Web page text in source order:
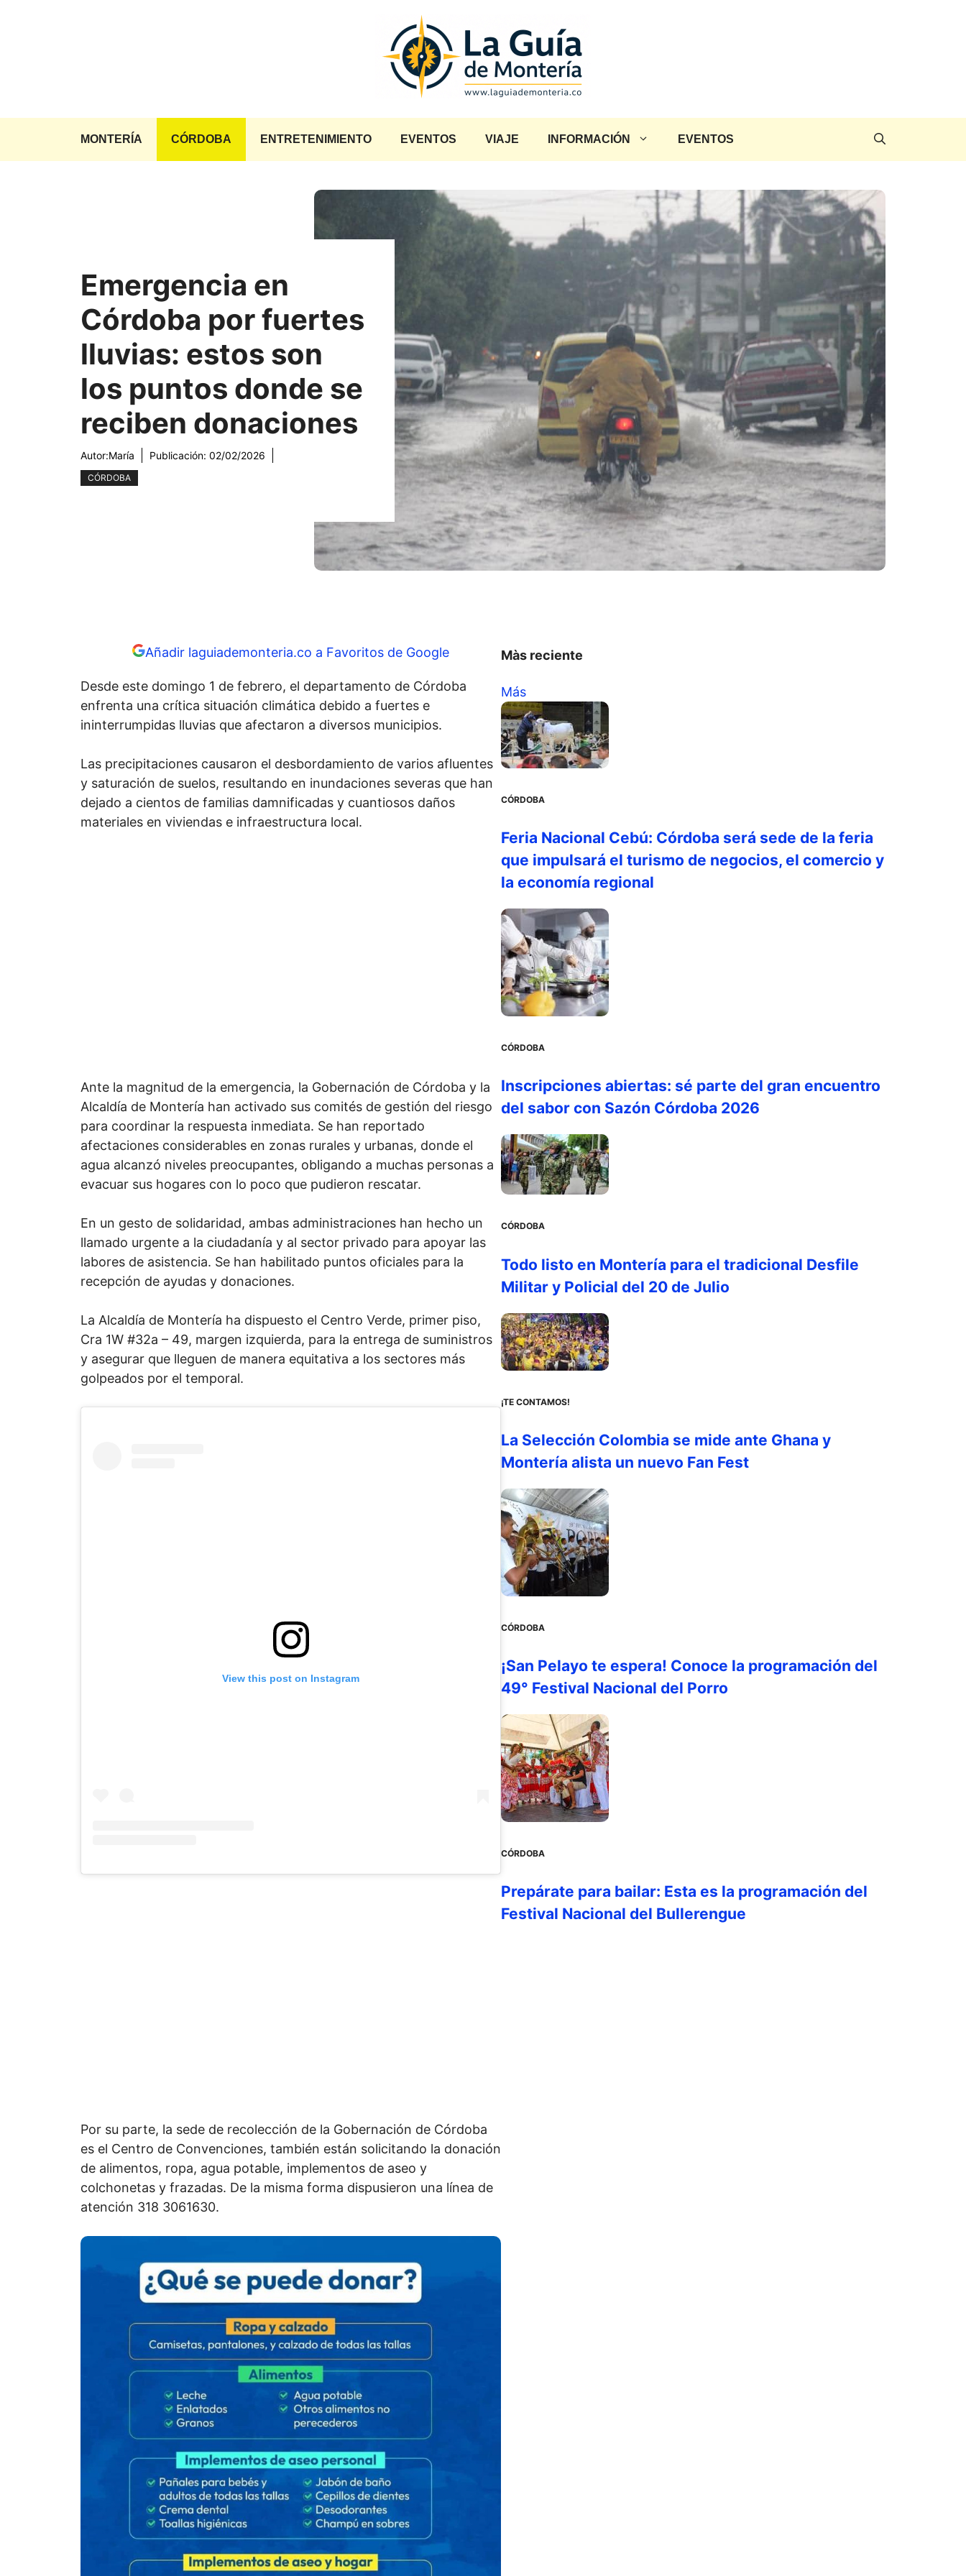
MONTERÍA CÓRDOBA ENTRETENIMIENTO EVENTOS VIAJE INFORMACIÓN EVENTOS
Emergencia en
Córdoba por fuertes
lluvias: estos son
los puntos donde se
reciben donaciones
Autor:María Publicación: 02/02/2026
CÓRDOBA
Añadir laguiademonteria.co a Favoritos de Google
Desde este domingo 1 de febrero, el departamento de Córdoba
enfrenta una crítica situación climática debido a fuertes e
ininterrumpidas lluvias que afectaron a diversos municipios.
Las precipitaciones causaron el desbordamiento de varios afluentes
y saturación de suelos, resultando en inundaciones severas que han
dejado a cientos de familias damnificadas y cuantiosos daños
materiales en viviendas e infraestructura local.
Ante la magnitud de la emergencia, la Gobernación de Córdoba y la
Alcaldía de Montería han activado sus comités de gestión del riesgo
para coordinar la respuesta inmediata. Se han reportado
afectaciones considerables en zonas rurales y urbanas, donde el
agua alcanzó niveles preocupantes, obligando a muchas personas a
evacuar sus hogares con lo poco que pudieron rescatar.
En un gesto de solidaridad, ambas administraciones han hecho un
llamado urgente a la ciudadanía y al sector privado para apoyar las
labores de asistencia. Se han habilitado puntos oficiales para la
recepción de ayudas y donaciones.
La Alcaldía de Montería ha dispuesto el Centro Verde, primer piso,
Cra 1W #32a – 49, margen izquierda, para la entrega de suministros
y asegurar que lleguen de manera equitativa a los sectores más
golpeados por el temporal.
View this post on Instagram
Por su parte, la sede de recolección de la Gobernación de Córdoba
es el Centro de Convenciones, también están solicitando la donación
de alimentos, ropa, agua potable, implementos de aseo y
colchonetas y frazadas. De la misma forma dispusieron una línea de
atención 318 3061630.
Màs reciente
Más
CÓRDOBA
Feria Nacional Cebú: Córdoba será sede de la feria
que impulsará el turismo de negocios, el comercio y
la economía regional
CÓRDOBA
Inscripciones abiertas: sé parte del gran encuentro
del sabor con Sazón Córdoba 2026
CÓRDOBA
Todo listo en Montería para el tradicional Desfile
Militar y Policial del 20 de Julio
¡TE CONTAMOS!
La Selección Colombia se mide ante Ghana y
Montería alista un nuevo Fan Fest
CÓRDOBA
¡San Pelayo te espera! Conoce la programación del
49° Festival Nacional del Porro
CÓRDOBA
Prepárate para bailar: Esta es la programación del
Festival Nacional del Bullerengue